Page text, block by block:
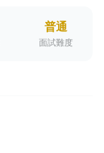
普通
面試難度